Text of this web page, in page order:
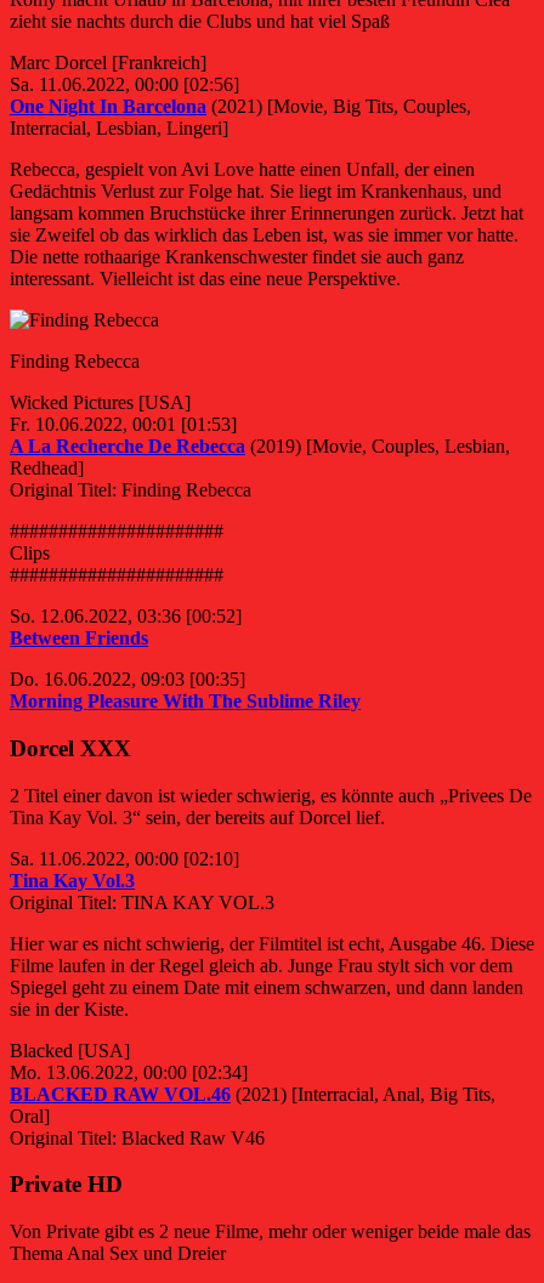
zieht sie nachts durch die Clubs und hat viel Spaß
Marc Dorcel [Frankreich]
Sa. 11.06.2022, 00:00 [02:56]
One Night In Barcelona (2021) [Movie, Big Tits, Couples,
Interracial, Lesbian, Lingeri]
Rebecca, gespielt von Avi Love hatte einen Unfall, der einen
Gedächtnis Verlust zur Folge hat. Sie liegt im Krankenhaus, und
langsam kommen Bruchstücke ihrer Erinnerungen zurück. Jetzt hat
sie Zweifel ob das wirklich das Leben ist, was sie immer vor hatte.
Die nette rothaarige Krankenschwester findet sie auch ganz
interessant. Vielleicht ist das eine neue Perspektive.
Finding Rebecca
Wicked Pictures [USA]
Fr. 10.06.2022, 00:01 [01:53]
A La Recherche De Rebecca (2019) [Movie, Couples, Lesbian,
Redhead]
Original Titel: Finding Rebecca
######################
Clips
######################
So. 12.06.2022, 03:36 [00:52]
Between Friends
Do. 16.06.2022, 09:03 [00:35]
Morning Pleasure With The Sublime Riley
Dorcel XXX
2 Titel einer davon ist wieder schwierig, es könnte auch „Privees De
Tina Kay Vol. 3“ sein, der bereits auf Dorcel lief.
Sa. 11.06.2022, 00:00 [02:10]
Tina Kay Vol.3
Original Titel: TINA KAY VOL.3
Hier war es nicht schwierig, der Filmtitel ist echt, Ausgabe 46. Diese
Filme laufen in der Regel gleich ab. Junge Frau stylt sich vor dem
Spiegel geht zu einem Date mit einem schwarzen, und dann landen
sie in der Kiste.
Blacked [USA]
Mo. 13.06.2022, 00:00 [02:34]
BLACKED RAW VOL.46 (2021) [Interracial, Anal, Big Tits,
Oral]
Original Titel: Blacked Raw V46
Private HD
Von Private gibt es 2 neue Filme, mehr oder weniger beide male das
Thema Anal Sex und Dreier